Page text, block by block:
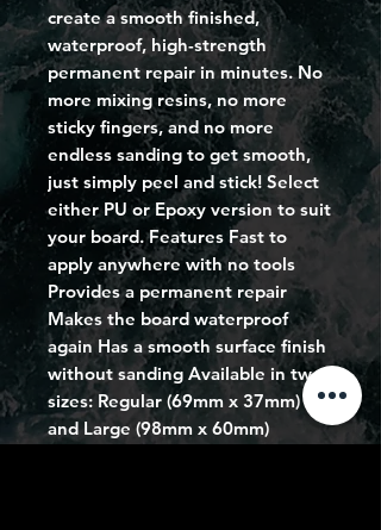
create a smooth finished,
waterproof, high-strength
permanent repair in minutes. No
more mixing resins, no more
sticky fingers, and no more
endless sanding to get smooth,
just simply peel and stick! Select
either PU or Epoxy version to suit
your board. Features Fast to
apply anywhere with no tools
Provides a permanent repair
Makes the board waterproof
again Has a smooth surface finish
without sanding Available in two
sizes: Regular (69mm x 37mm)
and Large (98mm x 60mm)